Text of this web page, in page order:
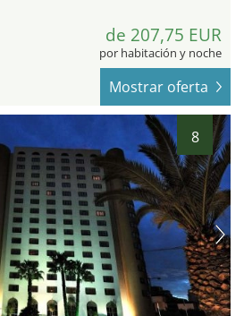
de 207,75 EUR
por habitación y noche
Mostrar oferta
8